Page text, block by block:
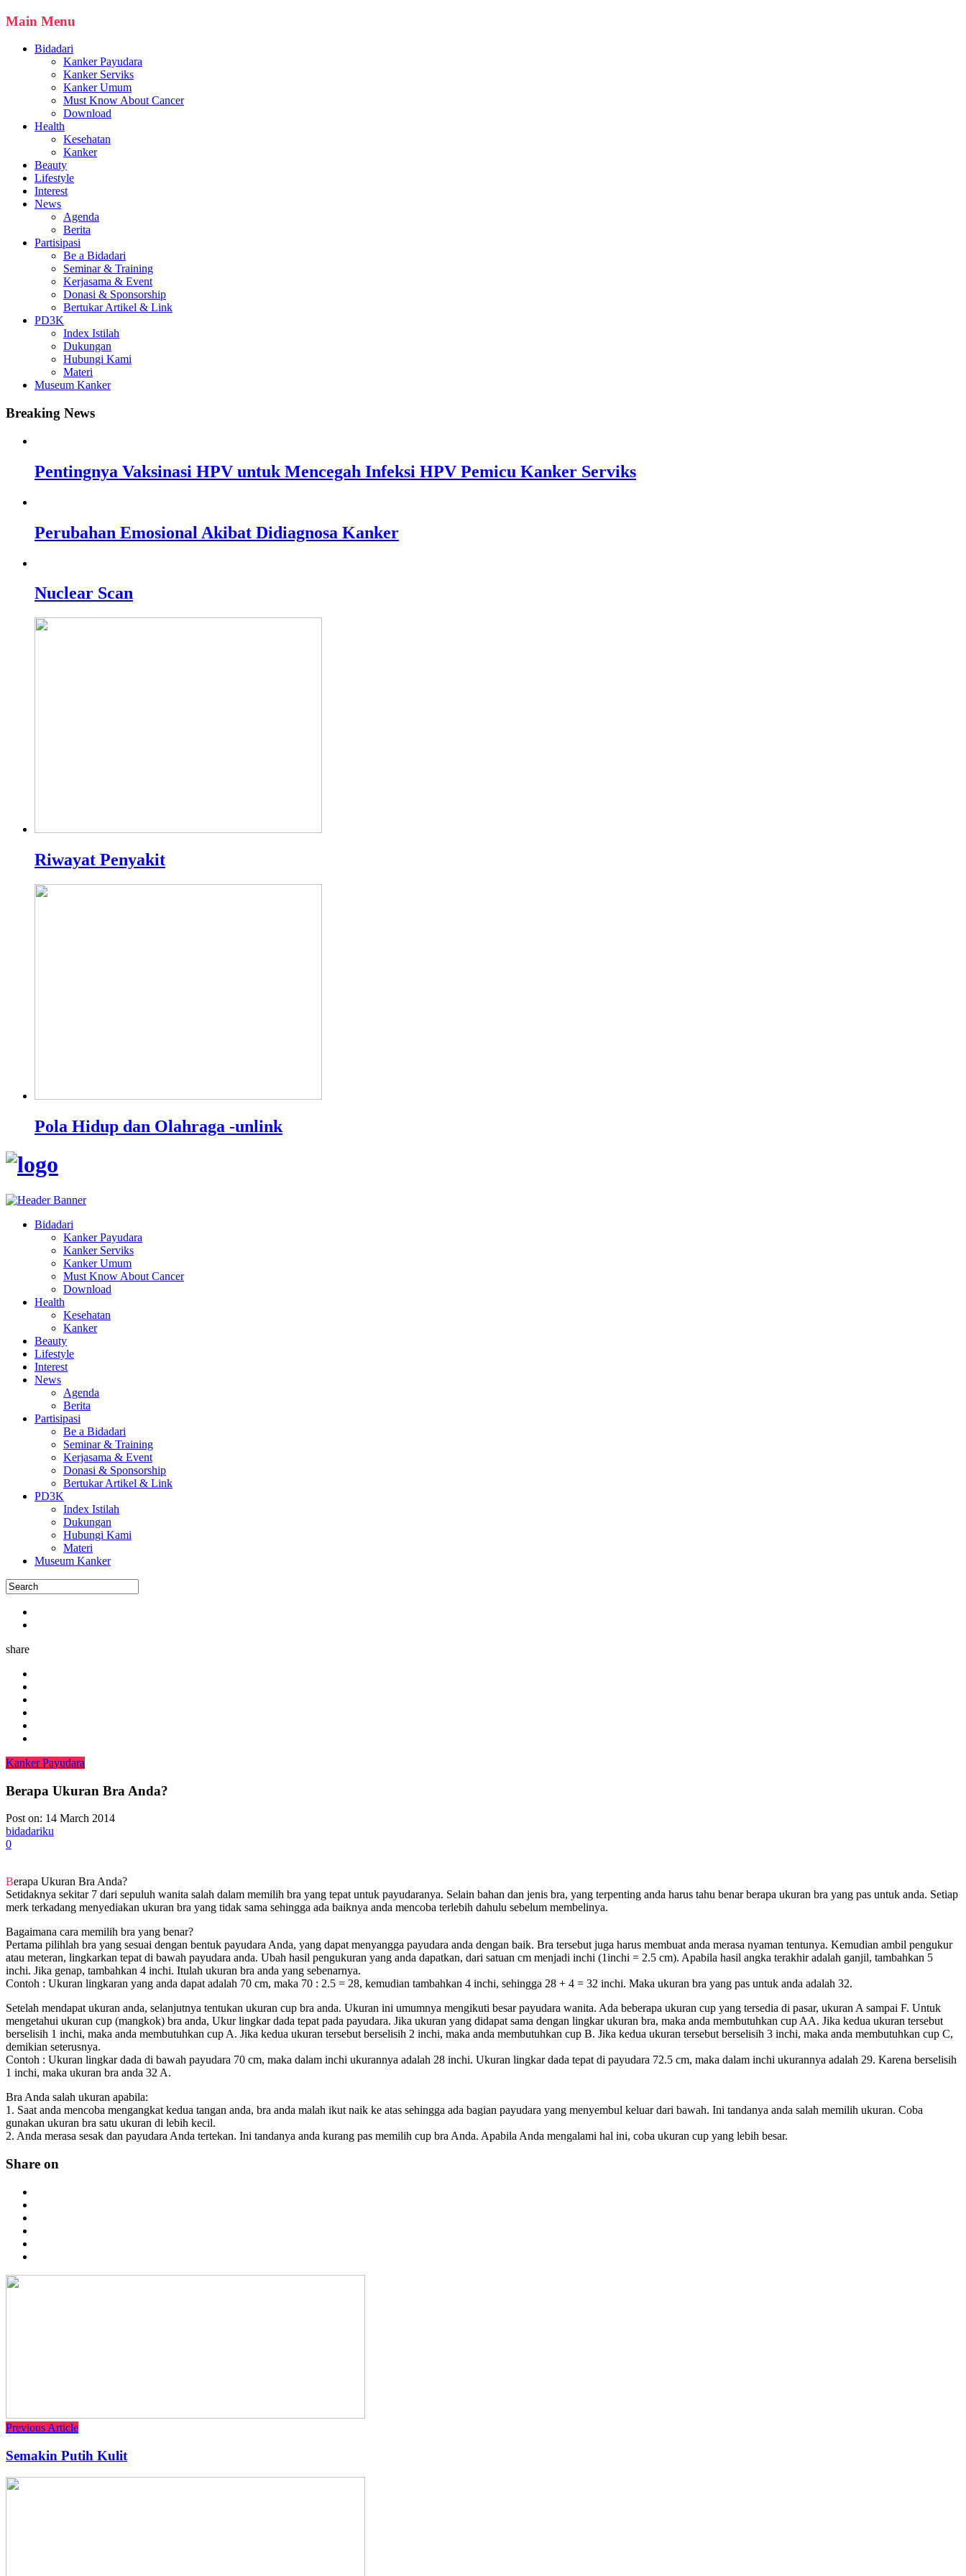
Main Menu
Bidadari
Kanker Payudara
Kanker Serviks
Kanker Umum
Must Know About Cancer
Download
Health
Kesehatan
Kanker
Beauty
Lifestyle
Interest
News
Agenda
Berita
Partisipasi
Be a Bidadari
Seminar & Training
Kerjasama & Event
Donasi & Sponsorship
Bertukar Artikel & Link
PD3K
Index Istilah
Dukungan
Hubungi Kami
Materi
Museum Kanker
Breaking News
Pentingnya Vaksinasi HPV untuk Mencegah Infeksi HPV Pemicu Kanker Serviks
Perubahan Emosional Akibat Didiagnosa Kanker
Nuclear Scan
Riwayat Penyakit
Pola Hidup dan Olahraga -unlink
Bidadari
Kanker Payudara
Kanker Serviks
Kanker Umum
Must Know About Cancer
Download
Health
Kesehatan
Kanker
Beauty
Lifestyle
Interest
News
Agenda
Berita
Partisipasi
Be a Bidadari
Seminar & Training
Kerjasama & Event
Donasi & Sponsorship
Bertukar Artikel & Link
PD3K
Index Istilah
Dukungan
Hubungi Kami
Materi
Museum Kanker
share
Kanker Payudara
Berapa Ukuran Bra Anda?
Post on: 14 March 2014
bidadariku
0
Berapa Ukuran Bra Anda?
Setidaknya sekitar 7 dari sepuluh wanita salah dalam memilih bra yang tepat untuk payudaranya. Selain bahan dan jenis bra, yang terpenting anda harus tahu benar berapa ukuran bra yang pas untuk anda. Setiap
merk terkadang menyediakan ukuran bra yang tidak sama sehingga ada baiknya anda mencoba terlebih dahulu sebelum membelinya.
Bagaimana cara memilih bra yang benar?
Pertama pilihlah bra yang sesuai dengan bentuk payudara Anda, yang dapat menyangga payudara anda dengan baik. Bra tersebut juga harus membuat anda merasa nyaman tentunya. Kemudian ambil pengukur
atau meteran, lingkarkan tepat di bawah payudara anda. Ubah hasil pengukuran yang anda dapatkan, dari satuan cm menjadi inchi (1inchi = 2.5 cm). Apabila hasil angka terakhir adalah ganjil, tambahkan 5
inchi. Jika genap, tambahkan 4 inchi. Itulah ukuran bra anda yang sebenarnya.
Contoh : Ukuran lingkaran yang anda dapat adalah 70 cm, maka 70 : 2.5 = 28, kemudian tambahkan 4 inchi, sehingga 28 + 4 = 32 inchi. Maka ukuran bra yang pas untuk anda adalah 32.
Setelah mendapat ukuran anda, selanjutnya tentukan ukuran cup bra anda. Ukuran ini umumnya mengikuti besar payudara wanita. Ada beberapa ukuran cup yang tersedia di pasar, ukuran A sampai F. Untuk
mengetahui ukuran cup (mangkok) bra anda, Ukur lingkar dada tepat pada payudara. Jika ukuran yang didapat sama dengan lingkar ukuran bra, maka anda membutuhkan cup AA. Jika kedua ukuran tersebut
berselisih 1 inchi, maka anda membutuhkan cup A. Jika kedua ukuran tersebut berselisih 2 inchi, maka anda membutuhkan cup B. Jika kedua ukuran tersebut berselisih 3 inchi, maka anda membutuhkan cup C,
demikian seterusnya.
Contoh : Ukuran lingkar dada di bawah payudara 70 cm, maka dalam inchi ukurannya adalah 28 inchi. Ukuran lingkar dada tepat di payudara 72.5 cm, maka dalam inchi ukurannya adalah 29. Karena berselisih
1 inchi, maka ukuran bra anda 32 A.
Bra Anda salah ukuran apabila:
1. Saat anda mencoba mengangkat kedua tangan anda, bra anda malah ikut naik ke atas sehingga ada bagian payudara yang menyembul keluar dari bawah. Ini tandanya anda salah memilih ukuran. Coba
gunakan ukuran bra satu ukuran di lebih kecil.
2. Anda merasa sesak dan payudara Anda tertekan. Ini tandanya anda kurang pas memilih cup bra Anda. Apabila Anda mengalami hal ini, coba ukuran cup yang lebih besar.
Share on
Previous Article
Semakin Putih Kulit